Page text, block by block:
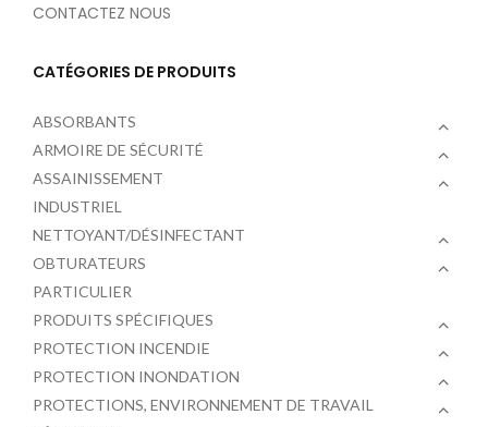
CONTACTEZ NOUS
CATÉGORIES DE PRODUITS
ABSORBANTS
ARMOIRE DE SÉCURITÉ
ASSAINISSEMENT
INDUSTRIEL
NETTOYANT/DÉSINFECTANT
OBTURATEURS
PARTICULIER
PRODUITS SPÉCIFIQUES
PROTECTION INCENDIE
PROTECTION INONDATION
PROTECTIONS, ENVIRONNEMENT DE TRAVAIL